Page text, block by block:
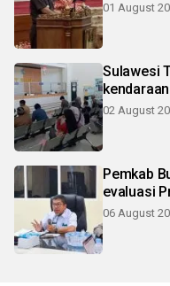
01 August
Sulawesi
02 August
Pemkab
evaluasi
06 August